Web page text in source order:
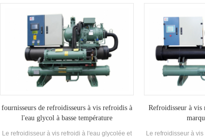
refroidi par air, refroidisseur refroidi par eau,
refroidisseur industriel, refroidisseur centrifuge,
refroidisseur centrifuge magnétique sans huile ,
refroidisseur multifonction, unité d'eau chaude,
unité de récupération de chaleur, unité de
pompe à chaleur,unité de condensation,
refroidisseur de glycol, échangeur de chaleur à
tubes et calandre, unité de traitement d'air,
ventilo-convecteur , tour de refroidissement, etc.
tous les types de produits HVAC.
type de système
l'eau qui adopte
spirale à haute
de chaleur à coque
fabriqués par nos
chaleur à ailettes.
chaleur peut être
besoins du client,
pharmaceutiques,
transformation
fournisseurs de refroidisseurs à vis refroidis à
l'eau glycol à basse température
Le refroidisseur à vis refroidi à l'eau glycolée et
Refroidisseur à vis
Le refroidisseur à